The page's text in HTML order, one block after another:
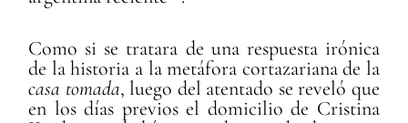
Como si se tratara de una respuesta irónica
de la historia a la metáfora cortazariana de la
casa tomada, luego del atentado se reveló que
en los días previos el domicilio de Cristina